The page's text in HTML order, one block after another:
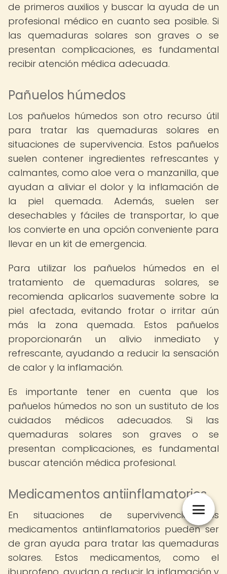
de primeros auxilios y buscar la ayuda de un
profesional médico en cuanto sea posible. Si
las quemaduras solares son graves o se
presentan complicaciones, es fundamental
recibir atención médica adecuada.
Pañuelos húmedos
Los pañuelos húmedos son otro recurso útil
para tratar las quemaduras solares en
situaciones de supervivencia. Estos pañuelos
suelen contener ingredientes refrescantes y
calmantes, como aloe vera o manzanilla, que
ayudan a aliviar el dolor y la inflamación de
la piel quemada. Además, suelen ser
desechables y fáciles de transportar, lo que
los convierte en una opción conveniente para
llevar en un kit de emergencia.
Para utilizar los pañuelos húmedos en el
tratamiento de quemaduras solares, se
recomienda aplicarlos suavemente sobre la
piel afectada, evitando frotar o irritar aún
más la zona quemada. Estos pañuelos
proporcionarán un alivio inmediato y
refrescante, ayudando a reducir la sensación
de calor y la inflamación.
Es importante tener en cuenta que los
pañuelos húmedos no son un sustituto de los
cuidados médicos adecuados. Si las
quemaduras solares son graves o se
presentan complicaciones, es fundamental
buscar atención médica profesional.
Medicamentos antiinflamatorios
En situaciones de supervivencia, los
medicamentos antiinflamatorios pueden ser
de gran ayuda para tratar las quemaduras
solares. Estos medicamentos, como el